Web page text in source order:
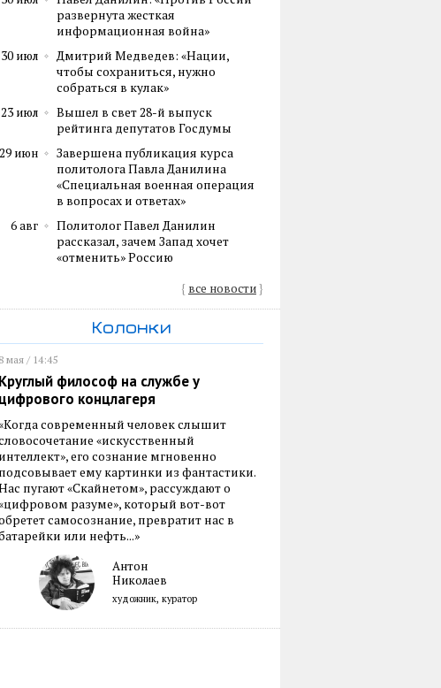
развернута жесткая
информационная война»
30 июл
Дмитрий Медведев: «Нации,
чтобы сохраниться, нужно
собраться в кулак»
23 июл
Вышел в свет 28-й выпуск
рейтинга депутатов Госдумы
29 июн
Завершена публикация курса
политолога Павла Данилина
«Специальная военная операция
в вопросах и ответах»
6 авг
Политолог Павел Данилин
рассказал, зачем Запад хочет
«отменить» Россию
{ все новости}
Колонки
8 мая / 14:45
Круглый философ на службе у
цифрового концлагеря
современный человек слышит
«искусственный
интеллект», его сознание мгновенно
подсовывает ему картинки из фантастики.
пугают «Скайнетом», рассуждают о
разуме», который вот-вот
самосознание, превратит нас в
или нефть...»
Антон
Николаев
художник, куратор